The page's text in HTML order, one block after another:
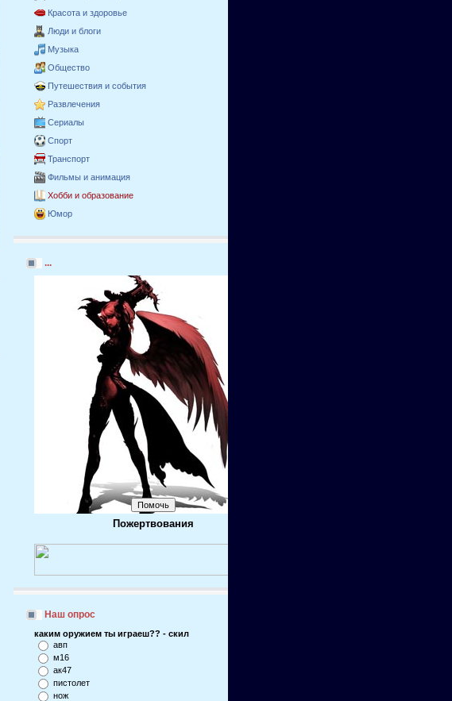
Красота и здоровье
Люди и блоги
Музыка
Общество
Путешествия и события
Развлечения
Сериалы
Спорт
Транспорт
Фильмы и анимация
Хобби и образование
Юмор
...
Пожертвования
Наш опрос
каким оружием ты играеш?? - скил
авп
м16
ак47
пистолет
нож